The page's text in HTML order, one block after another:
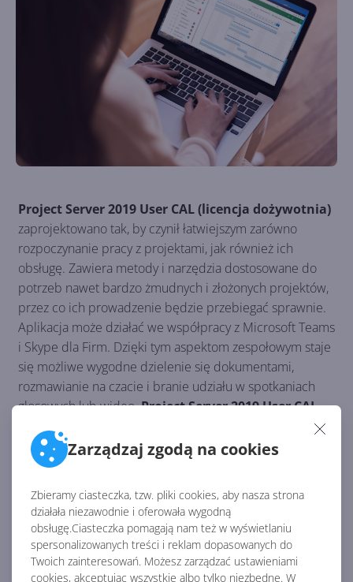
Zarządzaj zgodą na cookies
Zbieramy ciasteczka, tzw. pliki cookies, aby nasza strona
działała niezawodnie i oferowała wygodną
obsługę.Ciasteczka pomagają nam też w wyświetlaniu
spersonalizowanych treści i reklam dopasowanych do
Twoich zainteresowań. Możesz zarządzać ustawieniami
cookies, akceptując wszystkie albo tylko niezbędne. W
Project Server 2019 User CAL (licencja dożywotnia)
zaprojektowano tak, by czynił łatwiejszym zarówno
rozpoczynanie pracy z projektami, jak również ich
obsługę. Zawiera metody i narzędzia dostosowane do
potrzeb nawet bardzo żmudnych i złożonych projektów,
przez co ich prowadzenie będzie przebiegać sprawnie.
Aplikacja może działać we współpracy z Microsoft Teams
i Skype dla Firm. Dzięki tym aspektom zespołowym staje
się możliwe wygodne dzielenie się dokumentami,
rozmawianie na czacie i branie udziału w spotkaniach
głosowych lub wideo.Project Server 2019 User CAL
wspiera również model pracy zdalnej bądź hybrydowej,
zapewniając użytkownikom z odpowiednią licencją
dostęp do zasobów projektu niezależnie od tego, gdzie